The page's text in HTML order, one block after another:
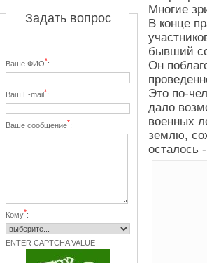
Задать вопрос
Ваше ФИО*:
Ваш E-mail*:
Ваше сообщение*:
Кому*:
ENTER CAPTCHA VALUE
Многие
В конце
бывший
Он
Это по-
дало
военных
землю,
осталось